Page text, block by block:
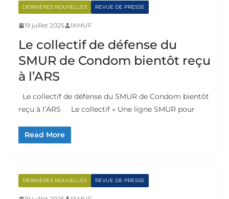
DERNIÈRES NOUVELLES REVUE DE PRESSE
19 juillet 2025 l'AMUF
Le collectif de défense du
SMUR de Condom bientôt reçu
à l’ARS
Le collectif de défense du SMUR de Condom bientôt
reçu à l’ARS Le collectif « Une ligne SMUR pour
Read More
DERNIÈRES NOUVELLES REVUE DE PRESSE